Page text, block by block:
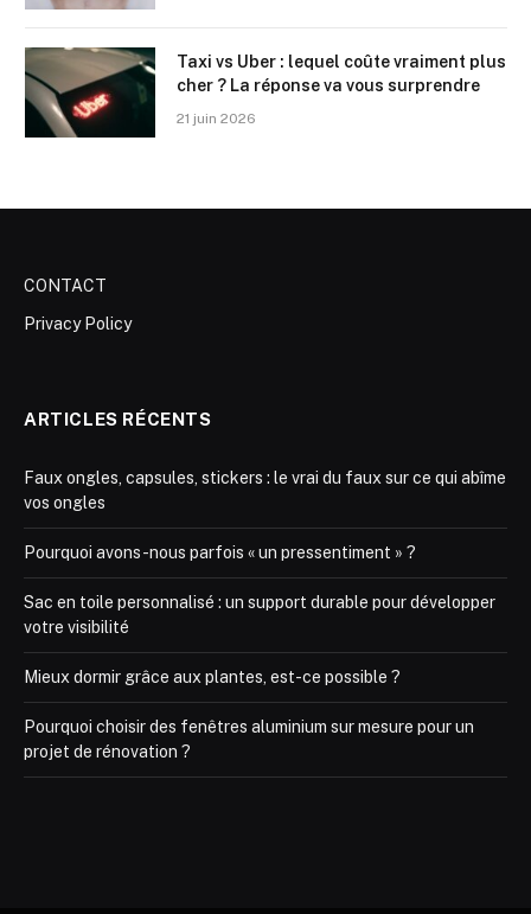
Taxi vs Uber : lequel coûte vraiment plus
cher ? La réponse va vous surprendre
21 juin 2026
CONTACT
Privacy Policy
ARTICLES RÉCENTS
Faux ongles, capsules, stickers : le vrai du faux sur ce qui abîme
vos ongles
Pourquoi avons-nous parfois « un pressentiment » ?
Sac en toile personnalisé : un support durable pour développer
votre visibilité
Mieux dormir grâce aux plantes, est-ce possible ?
Pourquoi choisir des fenêtres aluminium sur mesure pour un
projet de rénovation ?